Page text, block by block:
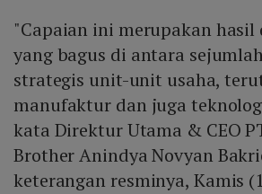
"Capaian ini merupakan hasil
yang bagus di antara
strategis unit-unit usaha,
manufaktur dan juga
kata Direktur Utama & CEO
Brother Anindya Novyan
keterangan resminya, Kamis